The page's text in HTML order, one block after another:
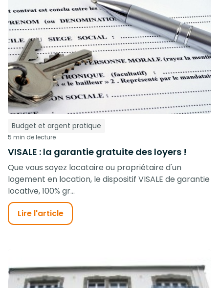
Budget et argent pratique
5 min de lecture
VISALE : la garantie gratuite des loyers !
Que vous soyez locataire ou propriétaire d'un
logement en location, le dispositif VISALE de garantie
locative, 100% gr...
Lire l'article